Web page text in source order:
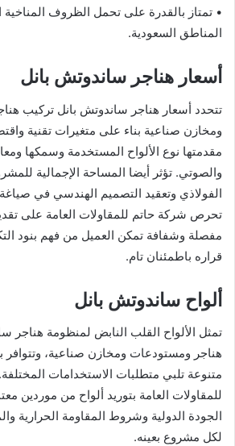
• تمتاز بالقدرة على تحمل الظروف المناخية
المناطق السعودية.
أسعار هناجر ساندوتش بانل
تتحدد أسعار هناجر ساندوتش بانل تركيب
ومخازن صناعية بناء على متغيرات تقنية
مقدمتها نوع الألواح المستخدمة وسمكها
والصوتي. تؤثر أيضا المساحة الإجمالية
الفولاذي وتعقيد التصميم الهندسي في صياغة
تحرص شركة حاتم للمقاولات العامة على
مفصلة وشفافة تمكن العميل من فهم بنود
قراره باطمئنان تام.
ألواح ساندوتش بانل
تمثل الألواح القلب النابض لمنظومة هناجر
هناجر ومستودعات ومخازن صناعية،
متنوعة تلبي متطلبات الاستخدامات
للمقاولات العامة بتوريد ألواح من موردين
الجودة الدولية وشروط المقاومة الحرارية
لكل مشروع بعينه.